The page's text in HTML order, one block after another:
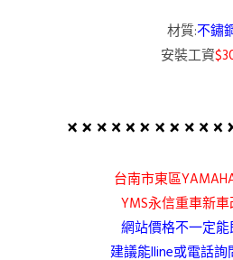
材質:不鏽
安裝工資
台南市東區
YMS永信重車新
網站價格不一定
建議能lline或電話詢